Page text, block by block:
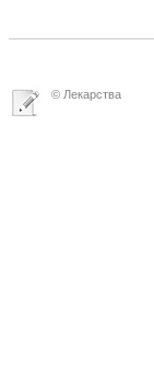
© Лекарства